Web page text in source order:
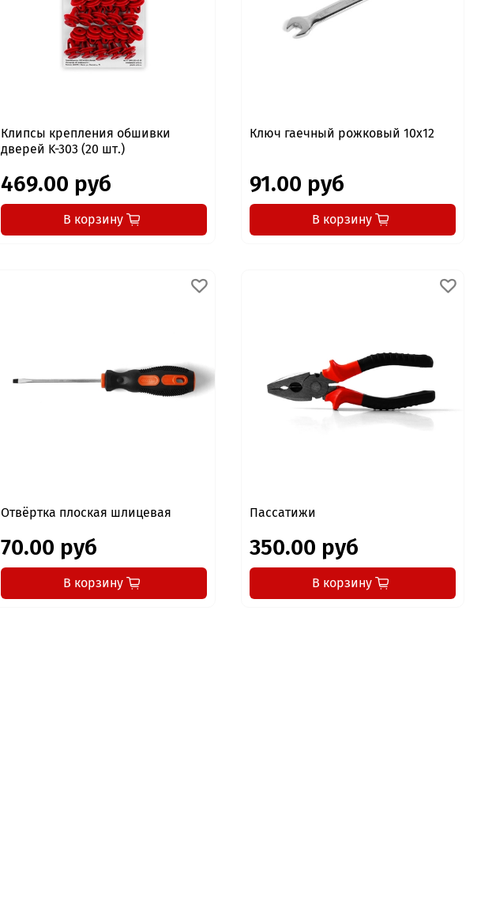
Клипсы крепления обшивки
дверей K-303 (20 шт.)
469.00 руб
В корзину
Ключ гаечный рожковый 10x12
91.00 руб
В корзину
Отвёртка плоская шлицевая
70.00 руб
В корзину
Пассатижи
350.00 руб
В корзину